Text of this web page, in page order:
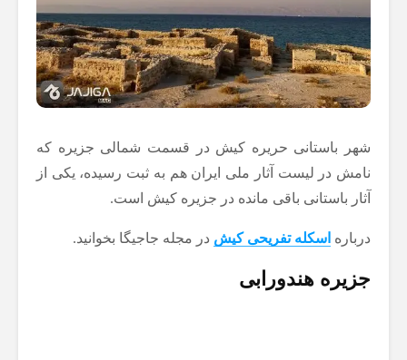
شهر باستانی حریره کیش در قسمت شمالی جزیره که
نامش در لیست آثار ملی ایران هم به ثبت رسیده، یکی از
آثار باستانی باقی مانده در جزیره کیش است.
درباره اسکله تفریحی کیش در مجله جاجیگا بخوانید.
جزیره هندورابی